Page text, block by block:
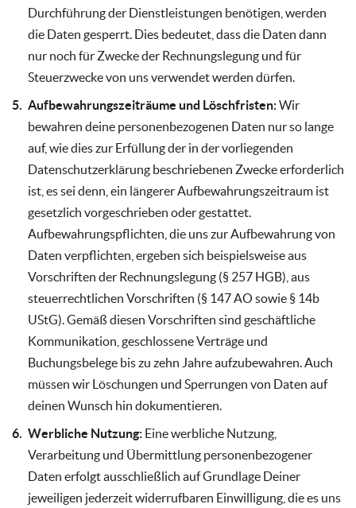
Durchführung der Dienstleistungen benötigen, werden
die Daten gesperrt. Dies bedeutet, dass die Daten dann
nur noch für Zwecke der Rechnungslegung und für
Steuerzwecke von uns verwendet werden dürfen.
Aufbewahrungszeiträume und Löschfristen:Wir
bewahren deine personenbezogenen Daten nur so lange
auf, wie dies zur Erfüllung der in der vorliegenden
Datenschutzerklärung beschriebenen Zwecke erforderlich
ist, es sei denn, ein längerer Aufbewahrungszeitraum ist
gesetzlich vorgeschrieben oder gestattet.
Aufbewahrungspflichten, die uns zur Aufbewahrung von
Daten verpflichten, ergeben sich beispielsweise aus
Vorschriften der Rechnungslegung (§ 257 HGB), aus
steuerrechtlichen Vorschriften (§ 147 AO sowie § 14b
UStG). Gemäß diesen Vorschriften sind geschäftliche
Kommunikation, geschlossene Verträge und
Buchungsbelege bis zu zehn Jahre aufzubewahren. Auch
müssen wir Löschungen und Sperrungen von Daten auf
deinen Wunsch hin dokumentieren.
Werbliche Nutzung: Eine werbliche Nutzung,
Verarbeitung und Übermittlung personenbezogener
Daten erfolgt ausschließlich auf Grundlage Deiner
jeweiligen jederzeit widerrufbaren Einwilligung, die es uns